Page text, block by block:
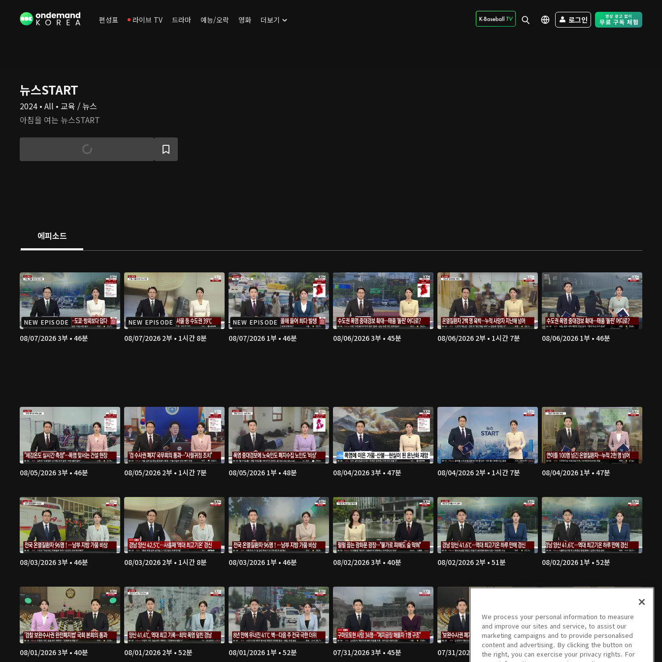
편성표 라이브 TV 드라마 예능/오락 영화 더보기 로그인 Free Trial -
뉴스START
2024 • All • 교육 / 뉴스
아침을 여는 뉴스START
에피소드
NEW EPISODE
08/07/2026 3부 • 46분
NEW EPISODE
08/07/2026 2부 • 1시간 8분
NEW EPISODE
08/07/2026 1부 • 46분 08/06/2026 3부 • 45분 08/06/2026 2부 • 1시간 7분 08/06/2026 1부 • 46분
08/05/2026 3부 • 46분 08/05/2026 2부 • 1시간 7분 08/05/2026 1부 • 48분 08/04/2026 3부 • 47분 08/04/2026 2부 • 1시간 7분 08/04/2026 1부 • 47분
08/03/2026 3부 • 46분 08/03/2026 2부 • 1시간 8분 08/03/2026 1부 • 46분 08/02/2026 3부 • 40분 08/02/2026 2부 • 51분 08/02/2026 1부 • 52분
08/01/2026 3부 • 40분 08/01/2026 2부 • 52분 08/01/2026 1부 • 52분 07/31/2026 3부 • 45분 07/31/2026 2부 • 1시간 7분 07/31/2026 1부 • 46분
We process your personal information to measure
and improve our sites and service, to assist our
marketing campaigns and to provide personalised
content and advertising. By clicking the button on
the right, you can exercise your privacy rights. For